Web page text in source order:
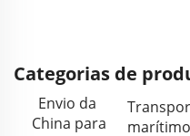
Categorias de
Envio da
China para
marítimo